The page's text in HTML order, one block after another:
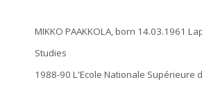
MIKKO PAAKKOLA, born 14.03.1961
Studies
1988-90 L'Ecole Nationale Supérieure